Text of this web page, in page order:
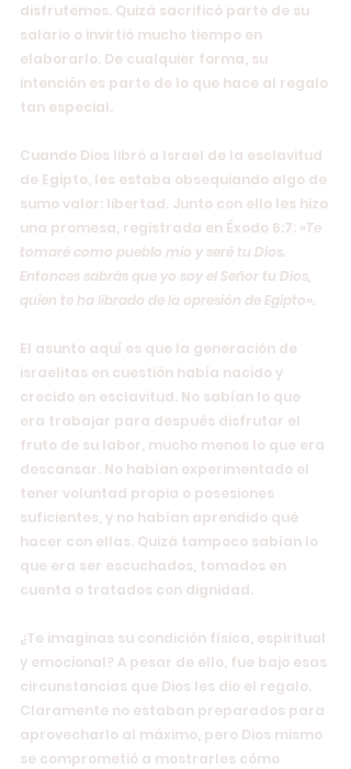
disfrutemos. Quizá sacrificó parte de su
salario o invirtió mucho tiempo en
elaborarlo. De cualquier forma, su
intención es parte de lo que hace al regalo
tan especial.
Cuando Dios libró a Israel de la esclavitud
de Egipto, les estaba obsequiando algo de
sumo valor: libertad. Junto con ello les hizo
una promesa, registrada en Éxodo 6:7: «Te
tomaré como pueblo mío y seré tu Dios.
Entonces sabrás que yo soy el Señor tu Dios,
quien te ha librado de la opresión de Egipto».
El asunto aquí es que la generación de
israelitas en cuestión había nacido y
crecido en esclavitud. No sabían lo que
era trabajar para después disfrutar el
fruto de su labor, mucho menos lo que era
descansar. No habían experimentado el
tener voluntad propia o posesiones
suficientes, y no habían aprendido qué
hacer con ellas. Quizá tampoco sabían lo
que era ser escuchados, tomados en
cuenta o tratados con dignidad.
¿Te imaginas su condición física, espiritual
y emocional? A pesar de ello, fue bajo esas
circunstancias que Dios les dio el regalo.
Claramente no estaban preparados para
aprovecharlo al máximo, pero Dios mismo
se comprometió a mostrarles cómo